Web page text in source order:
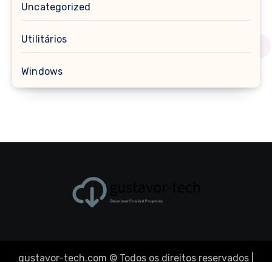
Uncategorized
Utilitários
Windows
gustavor-tech.com © Todos os direitos reservados